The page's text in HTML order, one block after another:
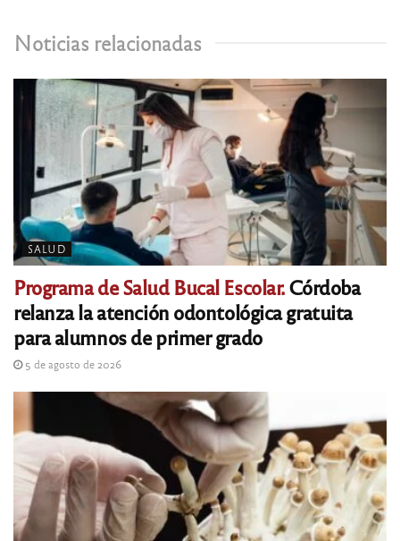
Noticias relacionadas
SALUD
Programa de Salud Bucal Escolar.Córdoba
relanza la atención odontológica gratuita
para alumnos de primer grado
5 de agosto de 2026